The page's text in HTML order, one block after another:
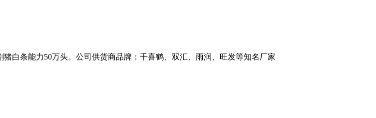
白条能力50万头。公司供货商品牌：千喜鹤、双汇、雨润、旺发等知名厂家